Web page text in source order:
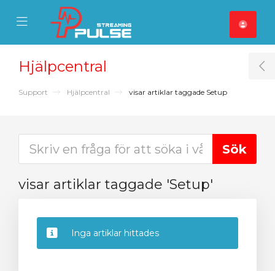
Mobile Menu
Mobile Menu
Hjälpcentral
Support Hjälpcentral visar artiklar taggade Setup
visar artiklar taggade 'Setup'
Inga artiklar hittades